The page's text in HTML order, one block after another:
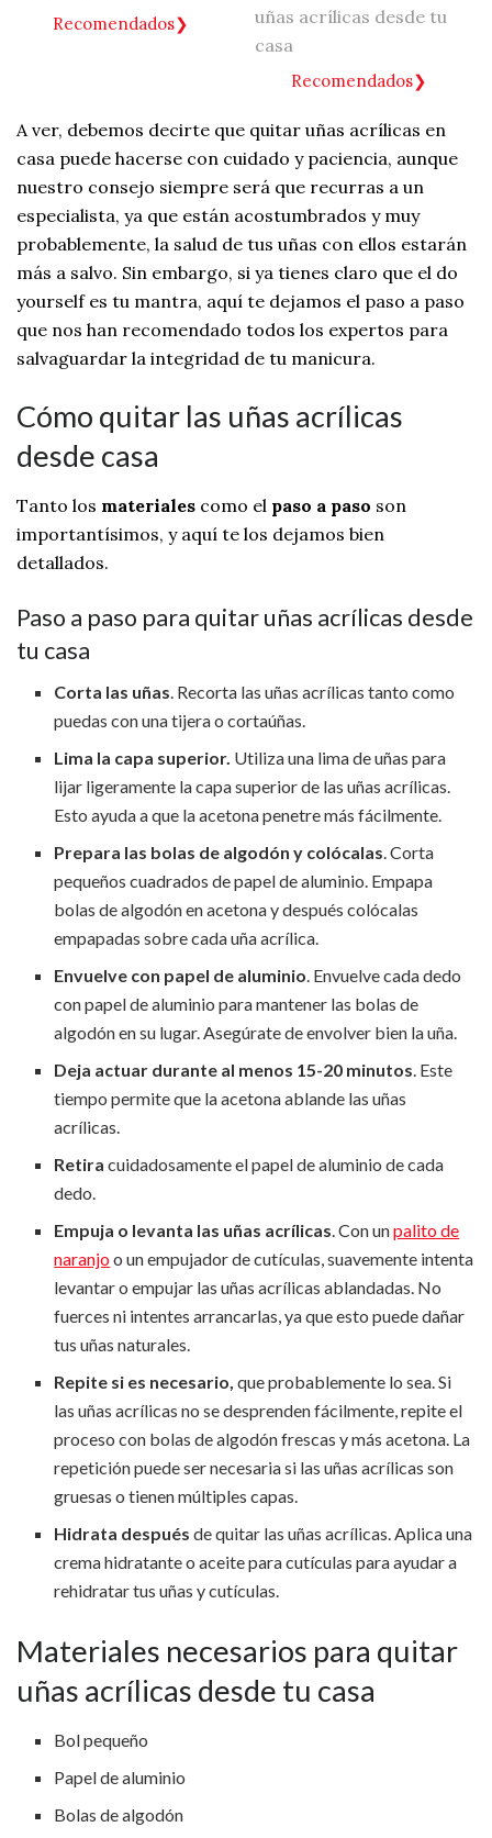
Recomendados
uñas acrílicas desde tu
casa
Recomendados
A ver, debemos decirte que quitar uñas acrílicas en
casa puede hacerse con cuidado y paciencia, aunque
nuestro consejo siempre será que recurras a un
especialista, ya que están acostumbrados y muy
probablemente, la salud de tus uñas con ellos estarán
más a salvo. Sin embargo, si ya tienes claro que el do
yourself es tu mantra, aquí te dejamos el paso a paso
que nos han recomendado todos los expertos para
salvaguardar la integridad de tu manicura.
Cómo quitar las uñas acrílicas
desde casa
Tanto los materiales como el paso a paso son
importantísimos, y aquí te los dejamos bien
detallados.
Paso a paso para quitar uñas acrílicas desde
tu casa
Corta las uñas. Recorta las uñas acrílicas tanto como
puedas con una tijera o cortaúñas.
Lima la capa superior. Utiliza una lima de uñas para
lijar ligeramente la capa superior de las uñas acrílicas.
Esto ayuda a que la acetona penetre más fácilmente.
Prepara las bolas de algodón y colócalas. Corta
pequeños cuadrados de papel de aluminio. Empapa
bolas de algodón en acetona y después colócalas
empapadas sobre cada uña acrílica.
Envuelve con papel de aluminio. Envuelve cada dedo
con papel de aluminio para mantener las bolas de
algodón en su lugar. Asegúrate de envolver bien la uña.
Deja actuar durante al menos 15-20 minutos. Este
tiempo permite que la acetona ablande las uñas
acrílicas.
Retira cuidadosamente el papel de aluminio de cada
dedo.
Empuja o levanta las uñas acrílicas. Con unpalito de
naranjoo un empujador de cutículas, suavemente intenta
levantar o empujar las uñas acrílicas ablandadas. No
fuerces ni intentes arrancarlas, ya que esto puede dañar
tus uñas naturales.
Repite si es necesario, que probablemente lo sea. Si
las uñas acrílicas no se desprenden fácilmente, repite el
proceso con bolas de algodón frescas y más acetona. La
repetición puede ser necesaria si las uñas acrílicas son
gruesas o tienen múltiples capas.
Hidrata después de quitar las uñas acrílicas. Aplica una
crema hidratante o aceite para cutículas para ayudar a
rehidratar tus uñas y cutículas.
Materiales necesarios para quitar
uñas acrílicas desde tu casa
Bol pequeño
Papel de aluminio
Bolas de algodón